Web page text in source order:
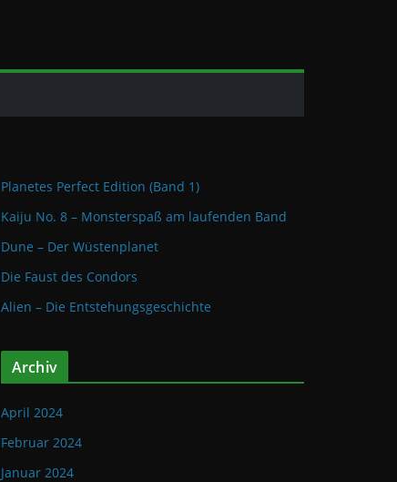
Planetes Perfect Edition (Band 1)
Kaiju No. 8 – Monsterspaß am laufenden Band
Dune – Der Wüstenplanet
Die Faust des Condors
Alien – Die Entstehungsgeschichte
Archiv
April 2024
Februar 2024
Januar 2024